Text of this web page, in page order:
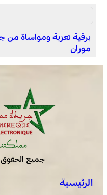
بولمان تفتتح الدورة الثانية
برقية تعزية ومواساة من
موران
جميع الحقوق
الرئيسية